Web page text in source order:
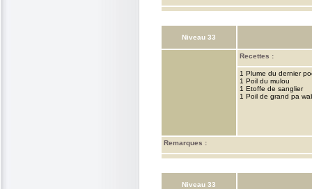
Niveau 33
Recettes :
1 Plume du dernier
1 Poil du mulou
1 Etoffe de sanglier
1 Poil de grand pa
Remarques :
Niveau 33